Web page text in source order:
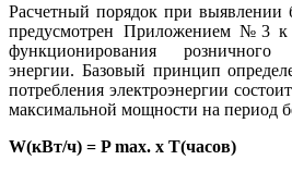
Расчетный порядок при выявлении
предусмотрен Приложением №3
функционирования розничного
энергии. Базовый принцип
потребления электроэнергии
максимальной мощности на период
W(кВт/ч) = P max. x T(часов)